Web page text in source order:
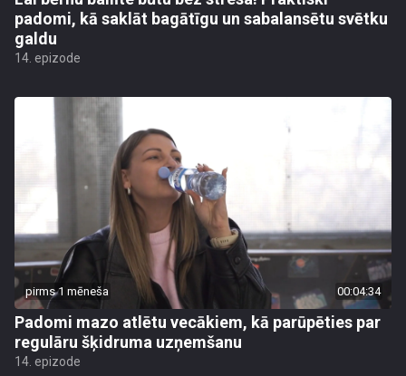
padomi, kā saklāt bagātīgu un sabalansētu svētku
galdu
14. epizode
pirms 1 mēneša 00:04:34
Padomi mazo atlētu vecākiem, kā parūpēties par
regulāru šķidruma uzņemšanu
14. epizode